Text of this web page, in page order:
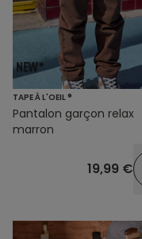
TAPE À L'OEIL ®
Pantalon garçon relax
marron
19,99 €